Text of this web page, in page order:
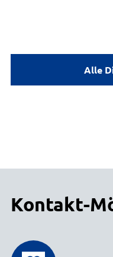
Alle
Kontakt-